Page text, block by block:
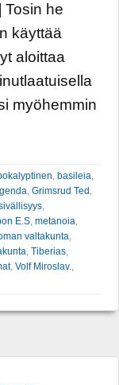
he
käyttää
aloittaa
myöhemmin
basileia
Grimsrud Ted
E.S metanoia
valtakunta
Tiberias
, Volf Miroslav.